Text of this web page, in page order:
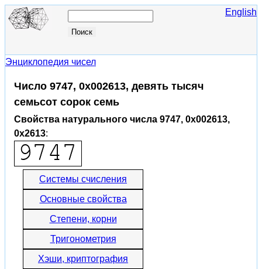
English
Энциклопедия чисел
Число 9747, 0x002613, девять тысяч
семьсот сорок семь
Свойства натурального числа 9747, 0x002613,
0x2613:
Системы счисления
Основные свойства
Степени, корни
Тригонометрия
Хэши, криптография